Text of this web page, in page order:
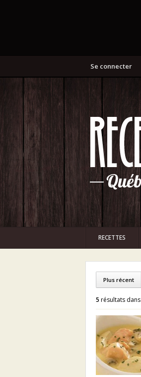
Se connecter
RECETTES
Plus récent
5 résultats dans